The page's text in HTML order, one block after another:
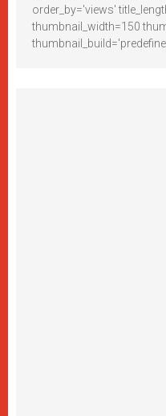
order_by='views'
thumbnail_width=150